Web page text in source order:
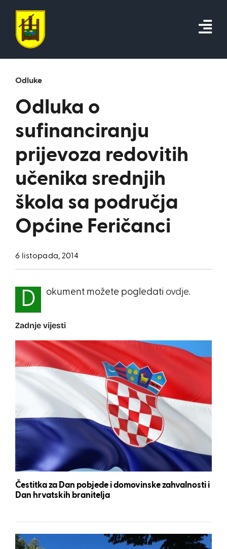
content
Odluke
Odluka o
sufinanciranju
prijevoza redovitih
učenika srednjih
škola sa područja
Općine Feričanci
6 listopada, 2014
D okument možete pogledati ovdje.
Zadnje vijesti
Čestitka za Dan pobjede i domovinske zahvalnosti i
Dan hrvatskih branitelja